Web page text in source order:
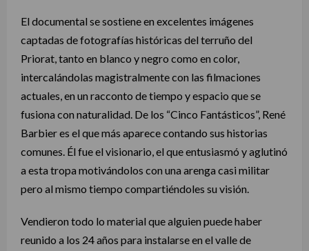
El documental se sostiene en excelentes imágenes
captadas de fotografías históricas del terruño del
Priorat, tanto en blanco y negro como en color,
intercalándolas magistralmente con las filmaciones
actuales, en un racconto de tiempo y espacio que se
fusiona con naturalidad. De los “Cinco Fantásticos”, René
Barbier es el que más aparece contando sus historias
comunes. Él fue el visionario, el que entusiasmó y aglutinó
a esta tropa motivándolos con una arenga casi militar
pero al mismo tiempo compartiéndoles su visión.
Vendieron todo lo material que alguien puede haber
reunido a los 24 años para instalarse en el valle de